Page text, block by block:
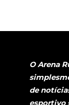
O Arena
de
esportivo